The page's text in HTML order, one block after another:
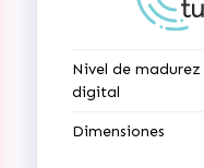
Nivel de madurez
digital
Dimensiones